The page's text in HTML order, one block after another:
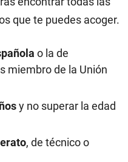
que te puedes acoger.
o la de
miembro de la Unión
y no superar la edad
, de técnico o